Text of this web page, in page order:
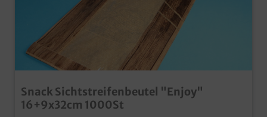
Snack Sichtstreifenbeutel "Enjoy"
16+9x32cm 1000St